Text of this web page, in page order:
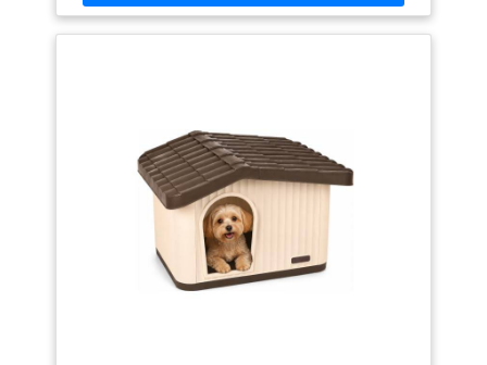
de 57x45x43cm, notre niche pour chat est à la fois
spacieuse et douillette pour les chats de toutes tailles
INTEMPÉRIES : Grâce à son toit incliné et bitumé, notre
maison de chat en bois offre une protection optimale
contre la pluie, le vent et le soleil. De plus avec son sol
réhaussé sur 4 pieds antidérapants, votre chat pourra
se reposer et dormir paisiblement, protégé des
intempéries et de l’humidité. DESIGN PRATIQUE : La
maison de chat est équipée d'une fenêtre plexiglas
permettant à votre chaton d’observer le monde de